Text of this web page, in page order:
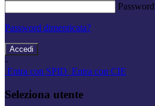
Password
Password dimenticata?
-
Entra con SPID Entra con CIE
Seleziona utente